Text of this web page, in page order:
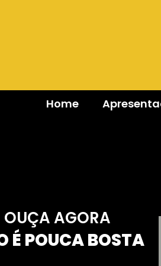
Home
OUÇA AGORA
É POUCA BOSTA